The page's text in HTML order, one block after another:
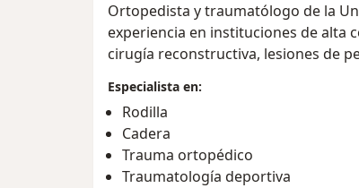
Ortopedista y traumatólogo de la
experiencia en instituciones de alta complejidad tratando secuelas de fracturas,
cirugía reconstructiva, lesiones de
Especialista en:
Rodilla
Cadera
Trauma ortopédico
Traumatología deportiva